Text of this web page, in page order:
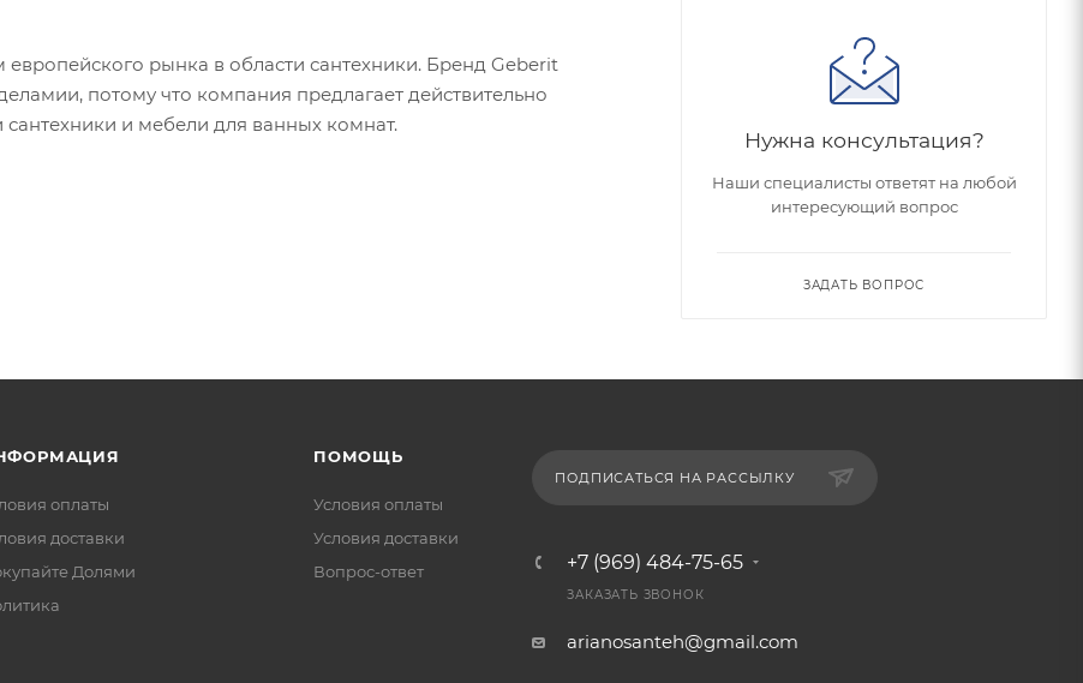
рынка в области сантехники. Бренд Geberit
потому что компания предлагает действительно
и мебели для ванных комнат.
Нужна консультация?
Наши специалисты ответят на любой
интересующий вопрос
ЗАДАТЬ ВОПРОС
оплаты
доставки
Долями
ПОМОЩЬ
Условия оплаты
Условия доставки
Вопрос-ответ
ПОДПИСАТЬСЯ НА РАССЫЛКУ
+7 (969) 484-75-65
ЗАКАЗАТЬ ЗВОНОК
arianosanteh@gmail.com